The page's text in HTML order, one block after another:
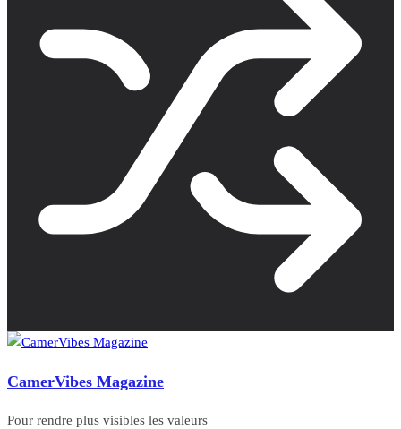
CamerVibes Magazine
Pour rendre plus visibles les valeurs